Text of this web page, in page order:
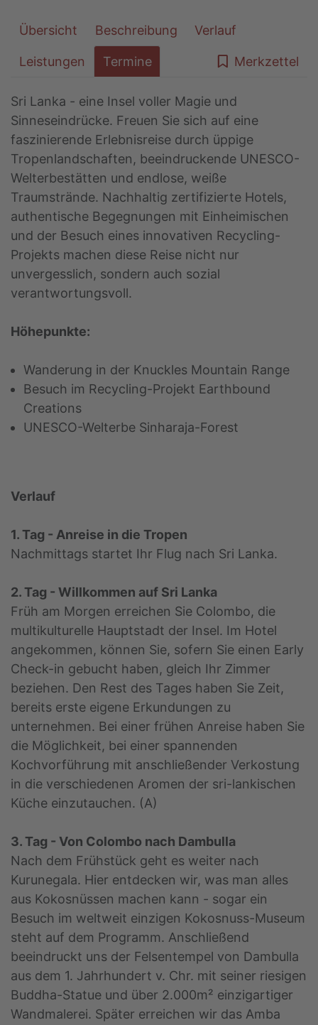
Übersicht Beschreibung Verlauf
Leistungen Termine Merkzettel
Sri Lanka - eine Insel voller Magie und
Sinneseindrücke. Freuen Sie sich auf eine
faszinierende Erlebnisreise durch üppige
Tropenlandschaften, beeindruckende UNESCO-
Welterbestätten und endlose, weiße
Traumstrände. Nachhaltig zertifizierte Hotels,
authentische Begegnungen mit Einheimischen
und der Besuch eines innovativen Recycling-
Projekts machen diese Reise nicht nur
unvergesslich, sondern auch sozial
verantwortungsvoll.
Höhepunkte:
Wanderung in der Knuckles Mountain Range
Besuch im Recycling-Projekt Earthbound
Creations
UNESCO-Welterbe Sinharaja-Forest
Verlauf
1. Tag - Anreise in die Tropen
Nachmittags startet Ihr Flug nach Sri Lanka.
2. Tag - Willkommen auf Sri Lanka
Früh am Morgen erreichen Sie Colombo, die
multikulturelle Hauptstadt der Insel. Im Hotel
angekommen, können Sie, sofern Sie einen Early
Check-in gebucht haben, gleich Ihr Zimmer
beziehen. Den Rest des Tages haben Sie Zeit,
bereits erste eigene Erkundungen zu
unternehmen. Bei einer frühen Anreise haben Sie
die Möglichkeit, bei einer spannenden
Kochvorführung mit anschließender Verkostung
in die verschiedenen Aromen der sri-lankischen
Küche einzutauchen. (A)
3. Tag - Von Colombo nach Dambulla
Nach dem Frühstück geht es weiter nach
Kurunegala. Hier entdecken wir, was man alles
aus Kokosnüssen machen kann - sogar ein
Besuch im weltweit einzigen Kokosnuss-Museum
steht auf dem Programm. Anschließend
beeindruckt uns der Felsentempel von Dambulla
aus dem 1. Jahrhundert v. Chr. mit seiner riesigen
Buddha-Statue und über 2.000m² einzigartiger
Wandmalerei. Später erreichen wir das Amba